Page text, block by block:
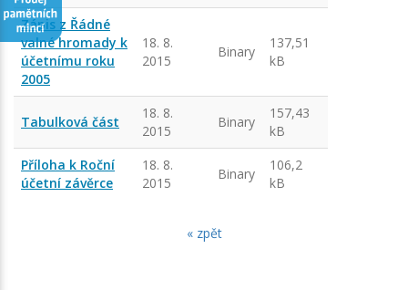
Zápis z Řádné
valné hromady k
účetnímu roku
2005
18. 8.
2015
Binary
137,51
kB
Tabulková část
18. 8.
2015
Binary
157,43
kB
Příloha k Roční
účetní závěrce
18. 8.
2015
Binary
106,2
kB
« zpět